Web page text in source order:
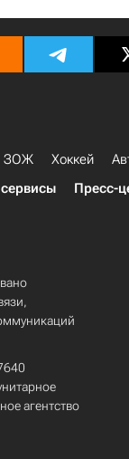
ЗОЖ Хоккей
Пресс-
агентство